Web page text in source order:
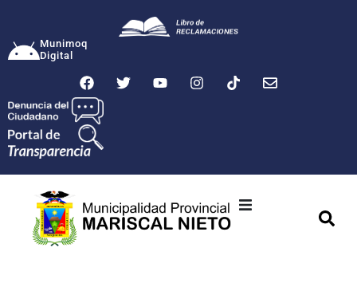
Munimoq
Digital